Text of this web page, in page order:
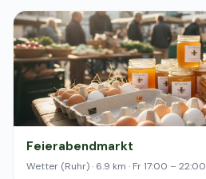
Feierabendmarkt
Wetter (Ruhr) · 6.9 km · Fr 17:00 – 22:00